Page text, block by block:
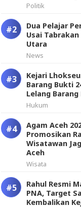
Politik
Dua Pelajar
Usai
Utara
News
Kejari
Barang Bukti
Lelang Barang
Hukum
Agam Aceh
Promosikan
Wisatawan
Aceh
Wisata
Rahul Resmi
PNA, Target
Kembalikan